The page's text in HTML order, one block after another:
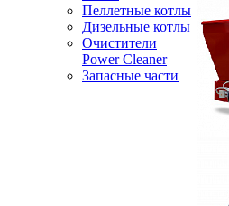
Пеллетные котлы
Дизельные котлы
Очистители
Power Cleaner
Запасные части